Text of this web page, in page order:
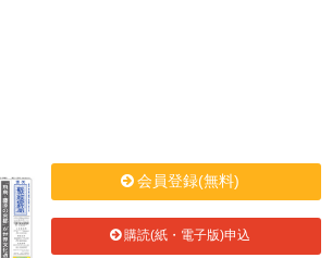
会員登録(無料)
購読(紙・電子版)申込